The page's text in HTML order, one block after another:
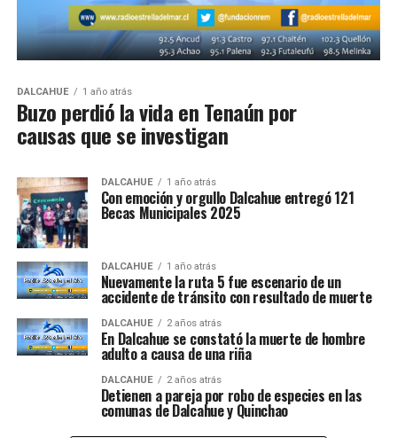
DALCAHUE 1 año atrás
Buzo perdió la vida en Tenaún por
causas que se investigan
DALCAHUE 1 año atrás
Con emoción y orgullo Dalcahue entregó 121
Becas Municipales 2025
DALCAHUE 1 año atrás
Nuevamente la ruta 5 fue escenario de un
accidente de tránsito con resultado de muerte
DALCAHUE 2 años atrás
En Dalcahue se constató la muerte de hombre
adulto a causa de una riña
DALCAHUE 2 años atrás
Detienen a pareja por robo de especies en las
comunas de Dalcahue y Quinchao